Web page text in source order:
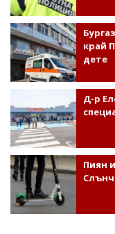
край
дете
Д-р
Пиян